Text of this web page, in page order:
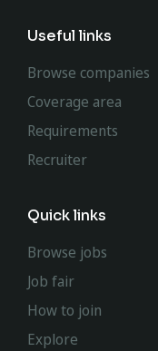
Useful links
Browse companies
Coverage area
Requirements
Recruiter
Quick links
Browse jobs
Job fair
How to join
Explore